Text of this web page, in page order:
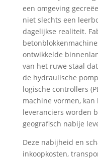
een omgeving
niet slechts een
dagelijkse realiteit.
ontwikkelde
van het ruwe staal
de hydraulische
logische controllers
machine vormen,
leveranciers worden
geografisch nabije
Deze nabijheid en
inkoopkosten,